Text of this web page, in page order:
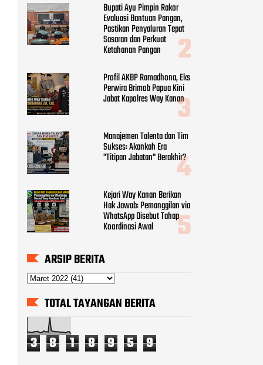
Bupati Ayu Pimpin Rakor
Evaluasi Bantuan Pangan,
Pastikan Penyaluran Tepat
Sasaran dan Perkuat
Ketahanan Pangan
Profil AKBP Ramadhona, Eks
Perwira Brimob Papua Kini
Jabat Kapolres Way Kanan
Manajemen Talenta dan Tim
Sukses: Akankah Era
"Titipan Jabatan" Berakhir?
Kejari Way Kanan Berikan
Hak Jawab: Pemanggilan via
WhatsApp Disebut Tahap
Koordinasi Awal
ARSIP BERITA
TOTAL TAYANGAN BERITA
3 8 1 8 9 5 9